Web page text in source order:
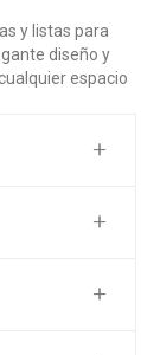
y listas para
diseño y
espacio